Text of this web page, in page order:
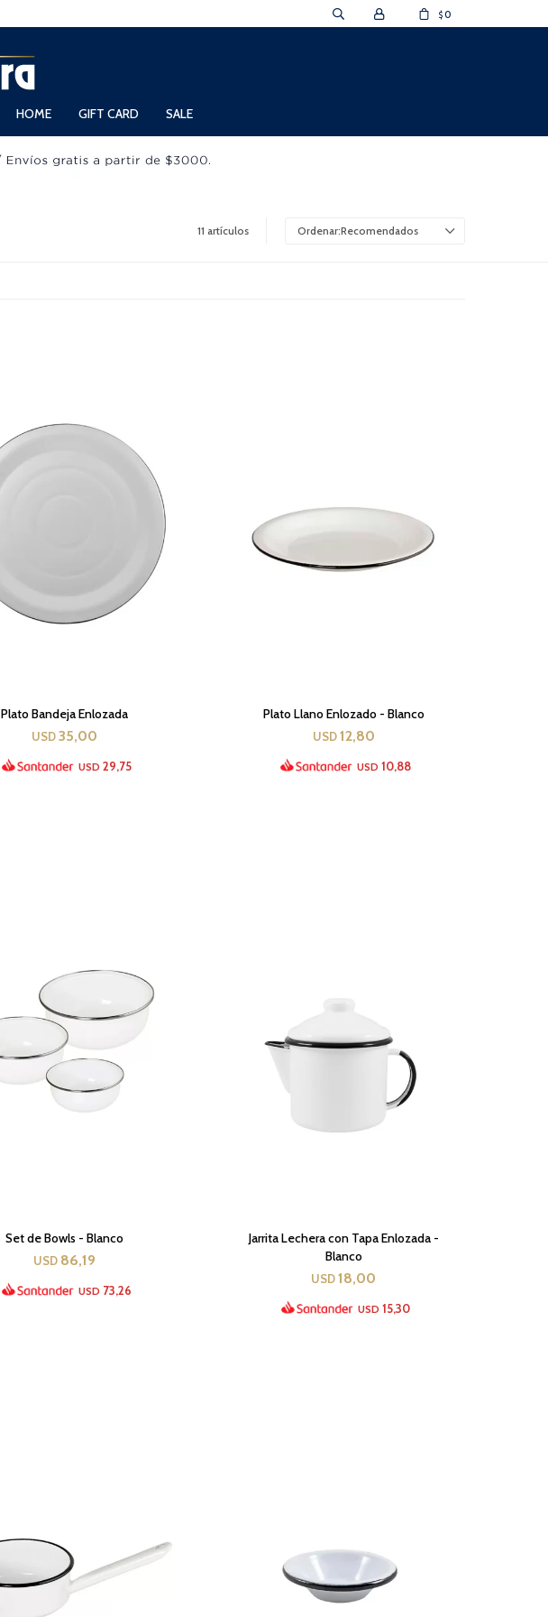
HOME GIFT CARD SALE
$ 0
11 artículos Recomendados
Plato Bandeja Enlozada
USD 35,00
USD 29,75
Plato Llano Enlozado - Blanco
USD 12,80
USD 10,88
Set de Bowls - Blanco
USD 86,19
USD 73,26
Jarrita Lechera con Tapa Enlozada -
Blanco
USD 18,00
USD 15,30